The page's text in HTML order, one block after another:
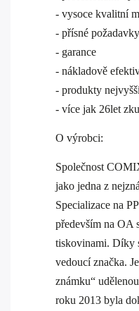
- vysoce kvalitní
- přísné
- garance
- nákladově
- produkty
- více jak 26let
O výrobci:
Společnost
jako jedna z
Specializace na
především na OA
tiskovinami. Díky
vedoucí značka.
známku“
roku 2013 byla